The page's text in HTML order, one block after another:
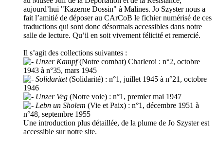
aujourd’hui "Kazerne Dossin" à Malines. Jo Szyster nous a
fait l’amitié de déposer au CArCoB le fichier numérisé de ces
traductions qui sont donc désormais accessibles dans notre
salle de lecture. Qu’il en soit vivement félicité et remercié.
Il s’agit des collections suivantes :
Unzer Kampf(Notre combat) Charleroi : n°2, octobre
1943 à n°35, mars 1945
Solidaritet(Solidarité) : n°1, juillet 1945 à n°21, octobre
1946
Unzer Veg (Notre voie) : n°1, premier mai 1947
Lebn un Sholem (Vie et Paix) : n°1, décembre 1951 à
n°48, septembre 1955
Une introduction plus détaillée, de la plume de Jo Szyster est
accessible sur notre site.